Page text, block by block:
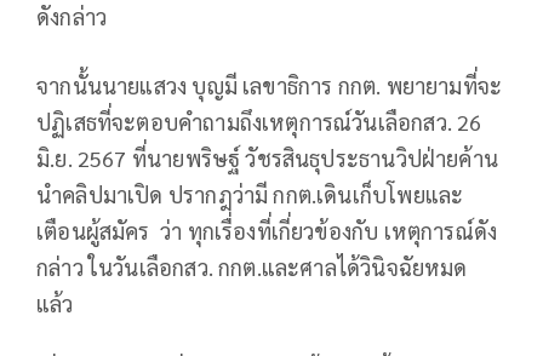
ดังกล่าว
จากนั้นนายแสวง บุญมี เลขาธิการ กกต. พยายามที่จะ
ปฏิเสธที่จะตอบคำถามถึงเหตุการณ์วันเลือกสว. 26
มิ.ย. 2567 ที่นายพริษฐ์ วัชรสินธุประธานวิปฝ่ายค้าน
นำคลิปมาเปิด ปรากฎว่ามี กกต.เดินเก็บโพยและ
เตือนผู้สมัคร ว่า ทุกเรื่องที่เกี่ยวข้องกับ เหตุการณ์ดัง
กล่าว ในวันเลือกสว. กกต.และศาลได้วินิจฉัยหมด
แล้ว